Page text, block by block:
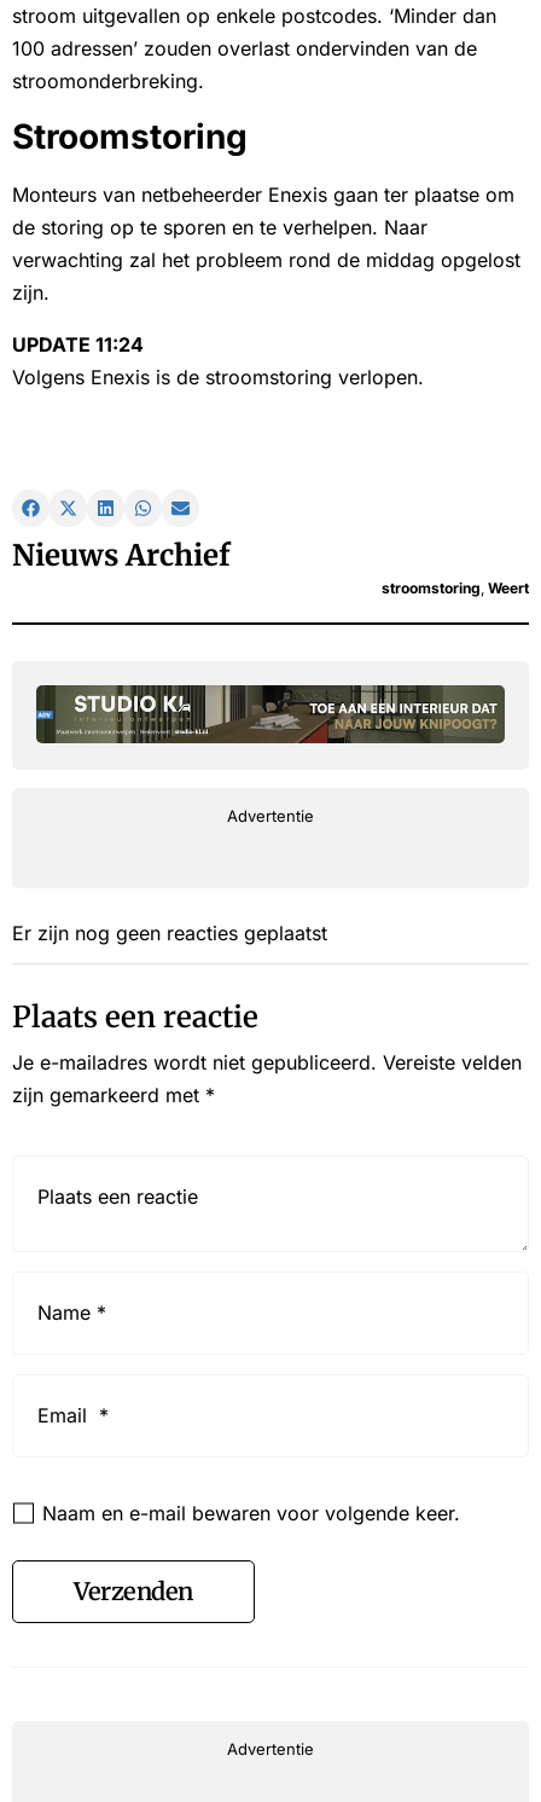
stroom uitgevallen op enkele postcodes. ‘Minder dan
100 adressen’ zouden overlast ondervinden van de
stroomonderbreking.
Stroomstoring
Monteurs van netbeheerder Enexis gaan ter plaatse om
de storing op te sporen en te verhelpen. Naar
verwachting zal het probleem rond de middag opgelost
zijn.
UPDATE 11:24
Volgens Enexis is de stroomstoring verlopen.
Nieuws Archief
stroomstoring Weert
Advertentie
Er zijn nog geen reacties geplaatst
Plaats een reactie
Je e-mailadres wordt niet gepubliceerd. Vereiste velden
zijn gemarkeerd met *
Naam en e-mail bewaren voor volgende keer.
Verzenden
Advertentie